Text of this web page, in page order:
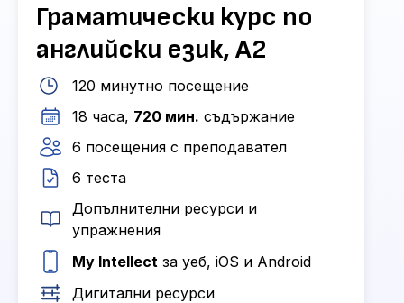
Граматически курс по
английски език, А2
120 минутно посещение
18 часа, 720 мин. съдържание
6 посещения с преподавател
6 теста
Допълнителни ресурси и
упражнения
My Intellect за уеб, iOS и Android
Дигитални ресурси